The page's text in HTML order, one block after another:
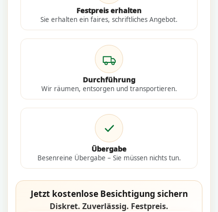
Festpreis erhalten
Sie erhalten ein faires, schriftliches Angebot.
Durchführung
Wir räumen, entsorgen und transportieren.
Übergabe
Besenreine Übergabe – Sie müssen nichts tun.
Jetzt kostenlose Besichtigung sichern
Diskret. Zuverlässig. Festpreis.